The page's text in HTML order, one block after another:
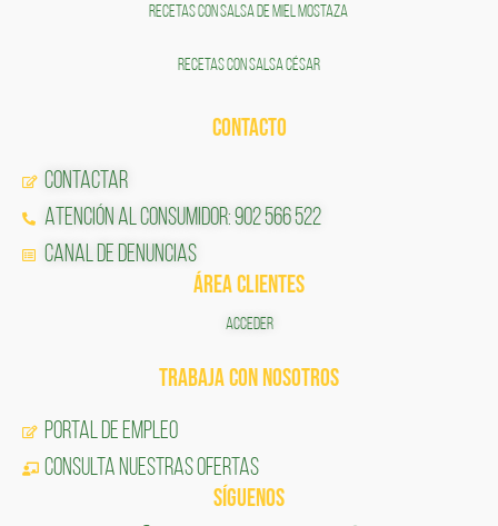
RECETAS CON SALSA DE MIEL MOSTAZA
RECETAS CON SALSA CÉSAR
CONTACTO
Contactar
Atención al Consumidor: 902 566 522
Canal de Denuncias
ÁREA CLIENTES
ACCEDER
TRABAJA CON NOSOTROS
Portal de Empleo
CONSULTA NUESTRAS OFERTAS
SÍGUENOS